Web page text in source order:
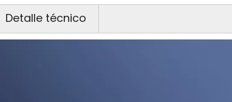
Detalle técnico